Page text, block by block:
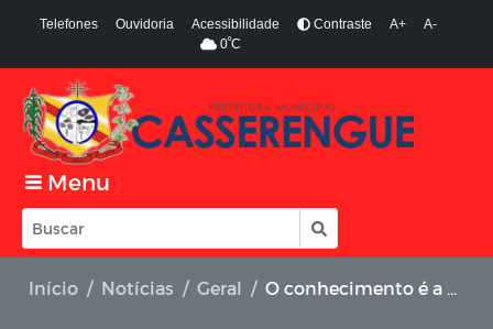
Telefones Ouvidoria Acessibilidade Contraste A+
A-
0ºC
Menu
Início Notícias Geral O conhecimento é a chave para o sucesso!